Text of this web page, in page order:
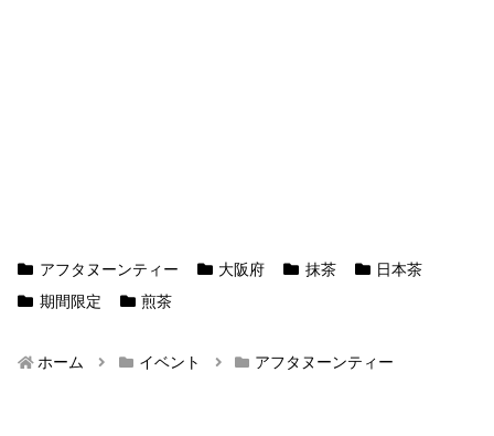
アフタヌーンティー 大阪府 抹茶
日本茶
期間限定
煎茶
ホーム イベント アフタヌーンティー